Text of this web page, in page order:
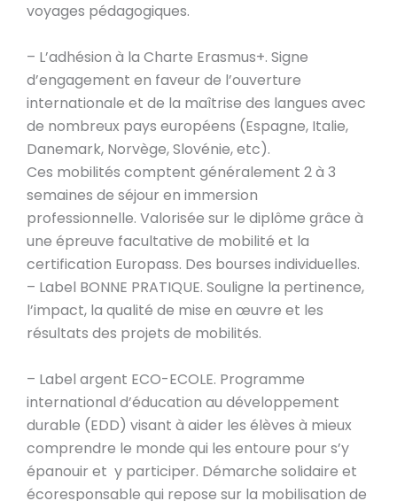
voyages pédagogiques.
– L’adhésion à la Charte Erasmus+. Signe
d’engagement en faveur de l’ouverture
internationale et de la maîtrise des langues avec
de nombreux pays européens (Espagne, Italie,
Danemark, Norvège, Slovénie, etc).
Ces mobilités comptent généralement 2 à 3
semaines de séjour en immersion
professionnelle. Valorisée sur le diplôme grâce à
une épreuve facultative de mobilité et la
certification Europass. Des bourses individuelles.
– Label BONNE PRATIQUE. Souligne la pertinence,
l’impact, la qualité de mise en œuvre et les
résultats des projets de mobilités.
– Label argent ECO-ECOLE. Programme
international d’éducation au développement
durable (EDD) visant à aider les élèves à mieux
comprendre le monde qui les entoure pour s’y
épanouir et y participer. Démarche solidaire et
écoresponsable qui repose sur la mobilisation de